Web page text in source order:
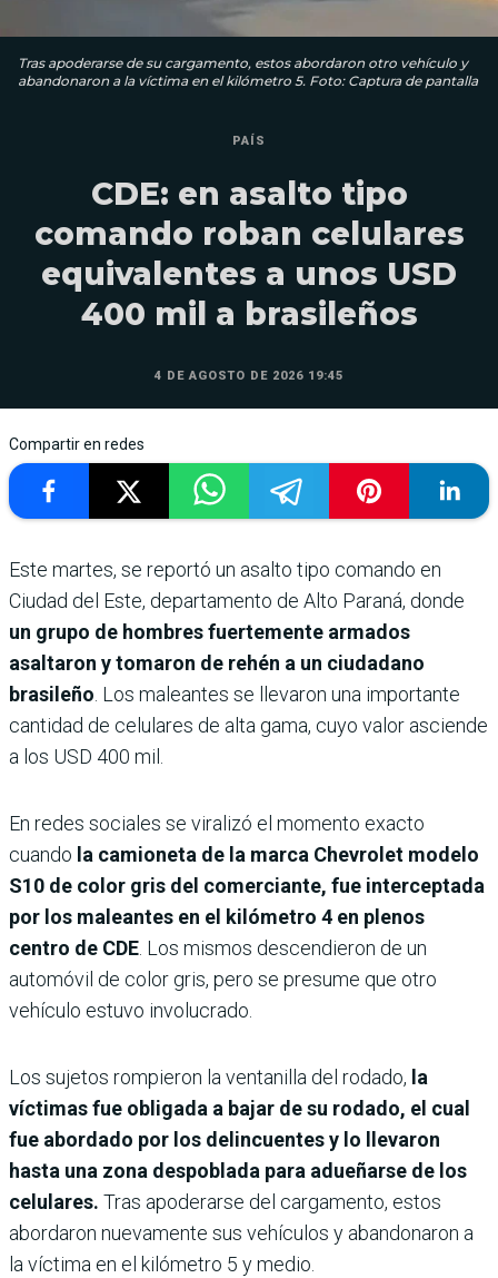
Tras apoderarse de su cargamento, estos abordaron otro vehículo y
abandonaron a la víctima en el kilómetro 5. Foto: Captura de pantalla
PAÍS
CDE: en asalto tipo
comando roban celulares
equivalentes a unos USD
400 mil a brasileños
4 DE AGOSTO DE 2026 19:45
Compartir en redes
Este martes, se reportó un asalto tipo comando en
Ciudad del Este, departamento de Alto Paraná, donde
un grupo de hombres fuertemente armados
asaltaron y tomaron de rehén a un ciudadano
brasileño . Los maleantes se llevaron una importante
cantidad de celulares de alta gama, cuyo valor asciende
a los USD 400 mil.
En redes sociales se viralizó el momento exacto
cuando la camioneta de la marca Chevrolet modelo
S10 de color gris del comerciante, fue interceptada
por los maleantes en el kilómetro 4 en plenos
centro de CDE . Los mismos descendieron de un
automóvil de color gris, pero se presume que otro
vehículo estuvo involucrado.
Los sujetos rompieron la ventanilla del rodado, la
víctimas fue obligada a bajar de su rodado, el cual
fue abordado por los delincuentes y lo llevaron
hasta una zona despoblada para adueñarse de los
celulares. Tras apoderarse del cargamento, estos
abordaron nuevamente sus vehículos y abandonaron a
la víctima en el kilómetro 5 y medio.